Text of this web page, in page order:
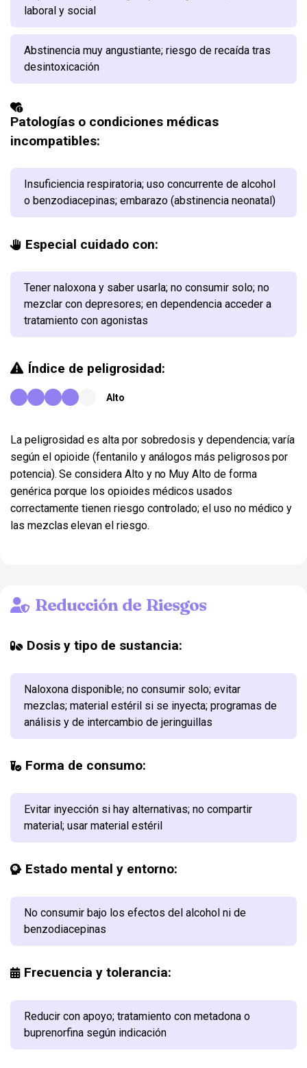
laboral y social
Abstinencia muy angustiante; riesgo de recaída tras
desintoxicación
Patologías o condiciones médicas
incompatibles:
Insuficiencia respiratoria; uso concurrente de alcohol
o benzodiacepinas; embarazo (abstinencia neonatal)
Especial cuidado con:
Tener naloxona y saber usarla; no consumir solo; no
mezclar con depresores; en dependencia acceder a
tratamiento con agonistas
Índice de peligrosidad:
Alto
La peligrosidad es alta por sobredosis y dependencia; varía
según el opioide (fentanilo y análogos más peligrosos por
potencia). Se considera Alto y no Muy Alto de forma
genérica porque los opioides médicos usados
correctamente tienen riesgo controlado; el uso no médico y
las mezclas elevan el riesgo.
Reducción de Riesgos
Dosis y tipo de sustancia:
Naloxona disponible; no consumir solo; evitar
mezclas; material estéril si se inyecta; programas de
análisis y de intercambio de jeringuillas
Forma de consumo:
Evitar inyección si hay alternativas; no compartir
material; usar material estéril
Estado mental y entorno:
No consumir bajo los efectos del alcohol ni de
benzodiacepinas
Frecuencia y tolerancia:
Reducir con apoyo; tratamiento con metadona o
buprenorfina según indicación